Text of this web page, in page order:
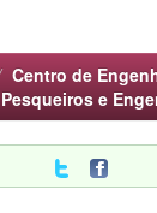
Centro de
e